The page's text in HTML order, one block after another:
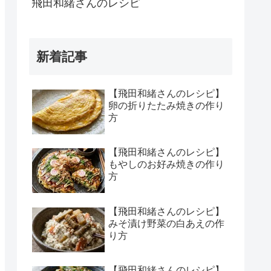
飛田和緒さんのレシピ
新着記事
【飛田和緒さんのレシピ】
卵の折りたたみ焼きの作り
方
【飛田和緒さんのレシピ】
もやしのお好み焼きの作り
方
【飛田和緒さんのレシピ】
みそ漬け野菜の白あえの作
り方